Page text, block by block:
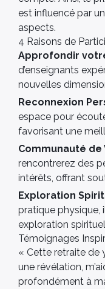
est influencé par
aspects.
4 Raisons de
Approfondir
d’enseignants
nouvelles
Reconnexion
espace pour
favorisant une
Communauté de
rencontrerez des
intérêts, offrant
Exploration
pratique physique,
exploration
Témoignages
« Cette retraite de
une révélation,
profondément à